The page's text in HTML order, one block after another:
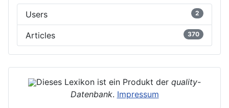
Users 2
Articles 370
Dieses Lexikon ist ein Produkt der quality-
Datenbank. Impressum